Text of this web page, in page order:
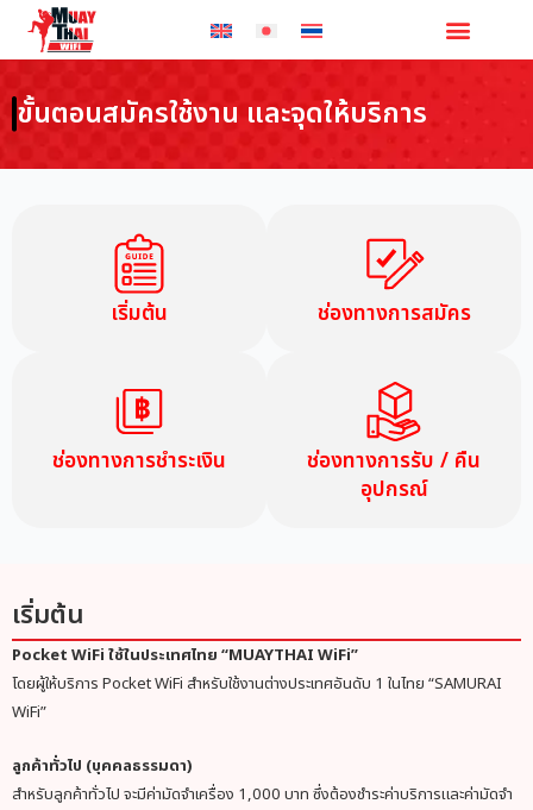
ขั้นตอนสมัครใช้งาน และจุดให้บริการ
เริ่มต้น ช่องทางการสมัคร
ช่องทางการชำระเงิน
ช่องทางการรับ / คืน
อุปกรณ์
เริ่มต้น
Pocket WiFi ใช้ในประเทศไทย “MUAYTHAI WiFi”
โดยผู้ให้บริการ Pocket WiFi สำหรับใช้งานต่างประเทศอันดับ 1 ในไทย “SAMURAI
WiFi”
ลูกค้าทั่วไป (บุคคลธรรมดา)
สำหรับลูกค้าทั่วไป จะมีค่ามัดจำเครื่อง 1,000 บาท ซึ่งต้องชำระค่าบริการและค่ามัดจำ